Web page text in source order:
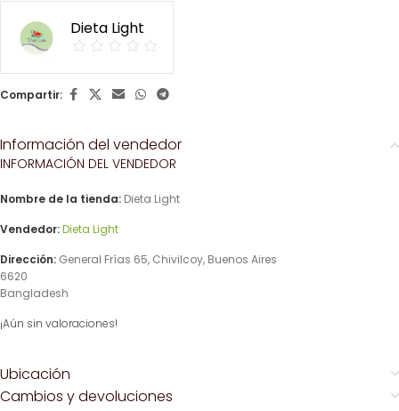
Dieta Light
Compartir:
Información del vendedor
INFORMACIÓN DEL VENDEDOR
Nombre de la tienda: Dieta Light
Vendedor:Dieta Light
Dirección: General Frías 65, Chivilcoy, Buenos Aires
6620
Bangladesh
¡Aún sin valoraciones!
Ubicación
Cambios y devoluciones